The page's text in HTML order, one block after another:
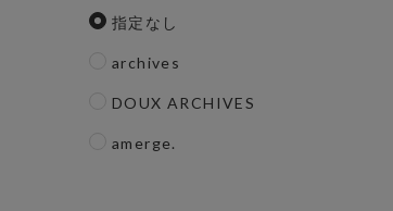
指定なし
archives
DOUX ARCHIVES
amerge.